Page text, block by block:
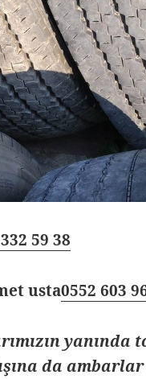
59 38
usta0552 603
yanında
da